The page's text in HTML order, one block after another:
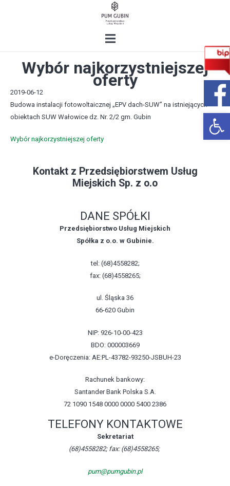
Wybór najkorzystniejszej
oferty
2019-06-12
Budowa instalacji fotowoltaicznej „EPV dach-SUW” na istniejących
obiektach SUW Wałowice dz. Nr. 2/2 gm. Gubin
Wybór najkorzystniejszej oferty
Kontakt z Przedsiębiorstwem Usług
Miejskich Sp. z o.o
DANE SPÓŁKI
Przedsiębiorstwo Usług Miejskich
Spółka z o.o. w Gubinie.
tel: (68)4558282;
fax: (68)4558265;
ul. Śląska 36
66-620 Gubin
NIP: 926-10-00-423
BDO: 000003669
e-Doręczenia: AE:PL-43782-93250-JSBUH-23
Rachunek bankowy:
Santander Bank Polska S.A.
72 1090 1548 0000 0000 5400 2386
TELEFONY KONTAKTOWE
Sekretariat
(68)4558282; fax: (68)4558265;
pum@pumgubin.pl